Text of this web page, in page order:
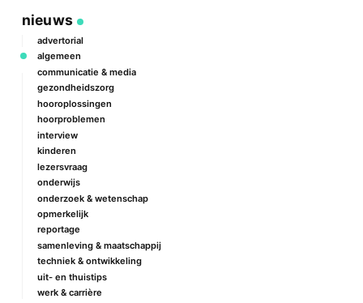
nieuws
advertorial
algemeen
communicatie & media
gezondheidszorg
hooroplossingen
hoorproblemen
interview
kinderen
lezersvraag
onderwijs
onderzoek & wetenschap
opmerkelijk
reportage
samenleving & maatschappij
techniek & ontwikkeling
uit- en thuistips
werk & carrière